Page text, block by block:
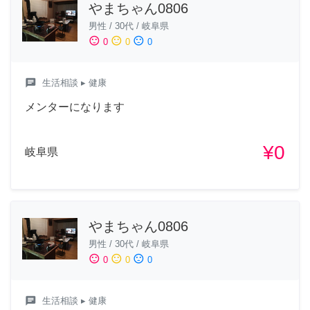
やまちゃん0806
男性 / 30代 / 岐阜県
sentiment_satisfied 0 sentiment_neutral 0 sentiment_dissatisfied 0
chat 生活相談 ▸ 健康
メンターになります
岐阜県 ¥0
やまちゃん0806
男性 / 30代 / 岐阜県
sentiment_satisfied 0 sentiment_neutral 0 sentiment_dissatisfied 0
chat 生活相談 ▸ 健康